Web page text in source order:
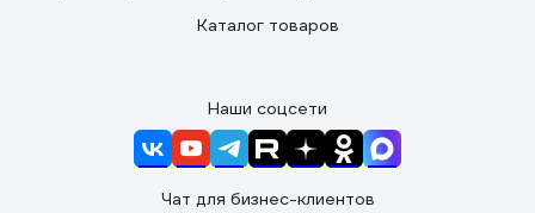
Каталог товаров
Наши соцсети
Чат для бизнес-клиентов